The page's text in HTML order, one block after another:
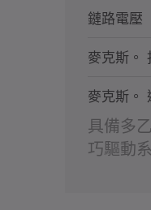
鏈路電壓
麥克斯。
麥克斯。
具備多
巧驅動